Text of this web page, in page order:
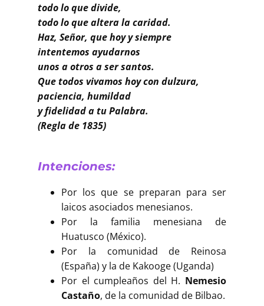
todo lo que divide,
todo lo que altera la caridad.
Haz, Señor, que hoy y siempre
intentemos ayudarnos
unos a otros a ser santos.
Que todos vivamos hoy con dulzura,
paciencia, humildad
y fidelidad a tu Palabra.
(Regla de 1835)
Intenciones:
Por los que se preparan para ser
laicos asociados menesianos.
Por la familia menesiana de
Huatusco (México).
Por la comunidad de Reinosa
(España) y la de Kakooge (Uganda)
Por el cumpleaños del H. Nemesio
Castaño, de la comunidad de Bilbao.